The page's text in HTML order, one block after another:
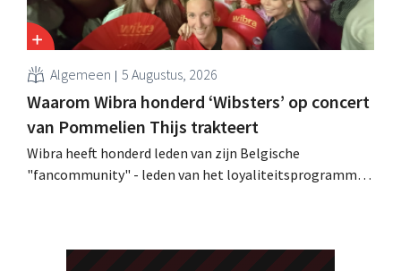
Algemeen 5 Augustus, 2026
Waarom Wibra honderd ‘Wibsters’ op concert
van Pommelien Thijs trakteert
Wibra heeft honderd leden van zijn Belgische
"fancommunity" - leden van het loyaliteitsprogramma -